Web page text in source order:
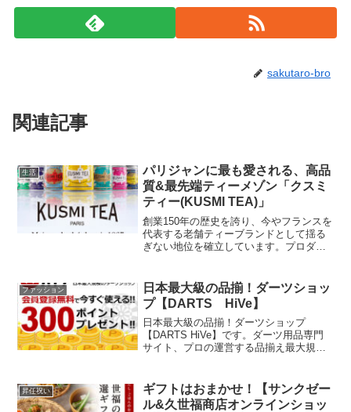
sakutaro-bro
関連記事
生活
パリジャンに最も愛される、高品
質&最先端ティーメゾン「クスミ
ティー(KUSMI TEA)」
創業150年の歴史を誇り、今やフランスを
代表する老舗ティーブランドとして揺る
ぎない地位を確立しています。プロダク
ルを使用し、フランスのワークショップ
にて丁寧に製造されています。
ファッション
日本最大級の品揃！ダーツショッ
プ【DARTS HiVe】
日本最大級の品揃！ダーツショップ
【DARTS HiVe】です。ダーツ用品専門
サイト、プロの運営する品揃え最大規模
中！
昇任祝い
ギフトはおまかせ！【サンクゼー
ル&久世福商店オンラインショッ